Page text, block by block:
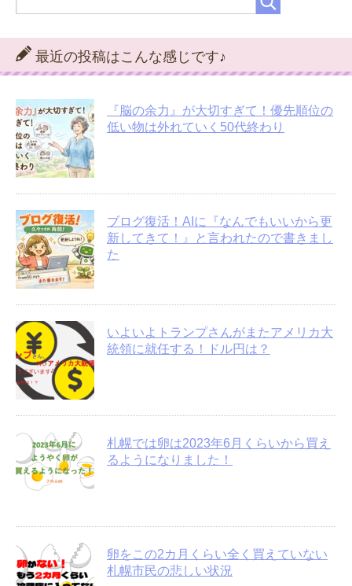
最近の投稿はこんな感じです♪
『脳の余力』が大切すぎて！優先順位の
低い物は外れていく50代終わり
ブログ復活！AIに『なんでもいいから更
新してきて！』と言われたので書きまし
た
いよいよトランプさんがまたアメリカ大
統領に就任する！ドル円は？
札幌では卵は2023年6月くらいから買え
るようになりました！
卵をこの2カ月くらい全く買えていない
札幌市民の悲しい状況